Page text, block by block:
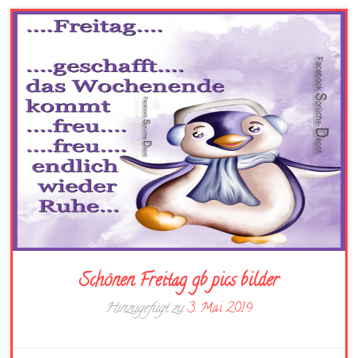
Schönen Freitag gb pics bilder
Hinzugefügt zu3. Mai 2019